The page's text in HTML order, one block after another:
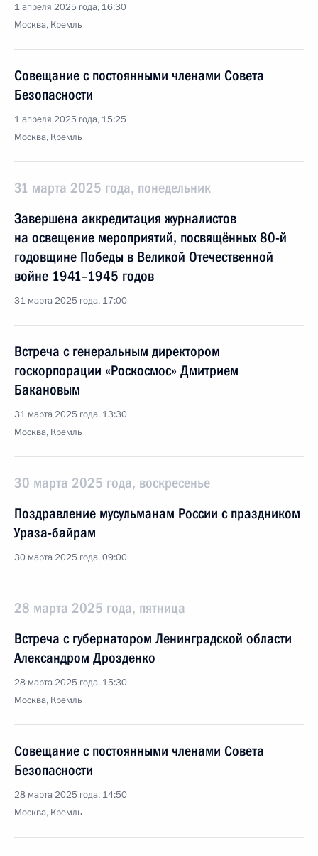
1 апреля 2025 года, 16:30
Москва, Кремль
Совещание с постоянными членами Совета
Безопасности
1 апреля 2025 года, 15:25
Москва, Кремль
31 марта 2025 года, понедельник
Завершена аккредитация журналистов
на освещение мероприятий, посвящённых 80-й
годовщине Победы в Великой Отечественной
войне 1941–1945 годов
31 марта 2025 года, 17:00
Встреча с генеральным директором
госкорпорации «Роскосмос» Дмитрием
Бакановым
31 марта 2025 года, 13:30
Москва, Кремль
30 марта 2025 года, воскресенье
Поздравление мусульманам России с праздником
Ураза-байрам
30 марта 2025 года, 09:00
28 марта 2025 года, пятница
Встреча с губернатором Ленинградской области
Александром Дрозденко
28 марта 2025 года, 15:30
Москва, Кремль
Совещание с постоянными членами Совета
Безопасности
28 марта 2025 года, 14:50
Москва, Кремль